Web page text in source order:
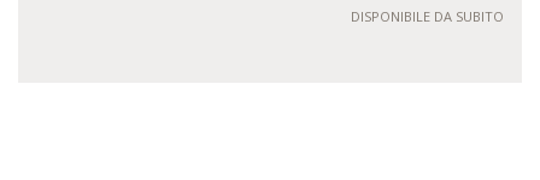
DISPONIBILE DA SUBITO